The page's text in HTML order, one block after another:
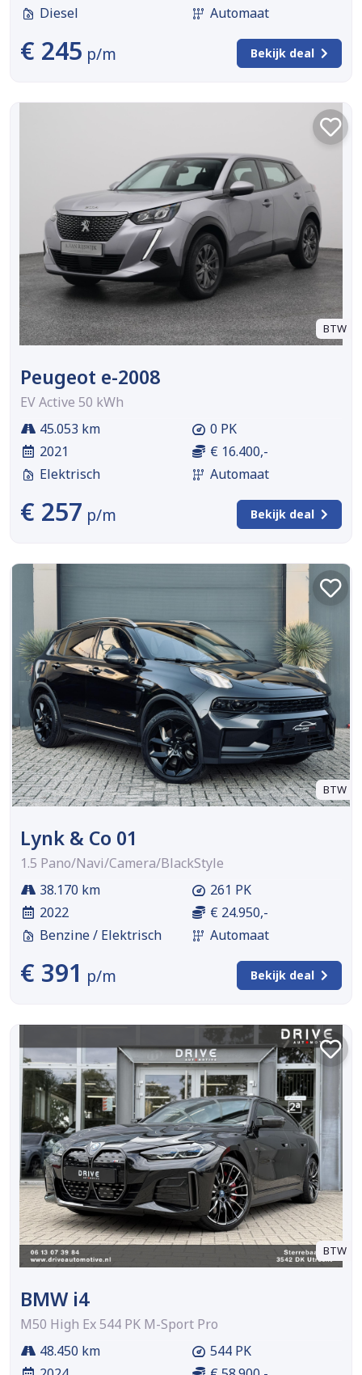
Diesel
Automaat
€ 245 p/m Bekijk deal
BTW
Peugeot e-2008
EV Active 50 kWh
45.053 km
2021
Elektrisch
0 PK
€ 16.400,-
Automaat
€ 257 p/m Bekijk deal
BTW
Lynk & Co 01
1.5 Pano/Navi/Camera/BlackStyle
38.170 km
2022
Benzine / Elektrisch
261 PK
€ 24.950,-
Automaat
€ 391 p/m Bekijk deal
BTW
BMW i4
M50 High Ex 544 PK M-Sport Pro
48.450 km
544 PK